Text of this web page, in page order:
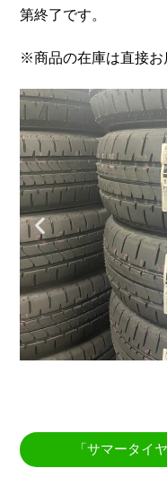
第終了です。
※商品の在庫は直接お
「サマータイ